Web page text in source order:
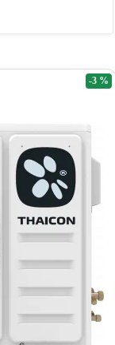
-3 %